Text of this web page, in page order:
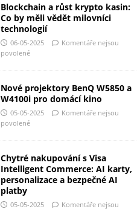
Blockchain a růst krypto kasin:
Co by měli vědět milovníci
technologií
06-05-2025
Komentáře nejsou
povolené
Nové projektory BenQ W5850 a
W4100i pro domácí kino
05-05-2025
Komentáře nejsou
povolené
Chytré nakupování s Visa
Intelligent Commerce: AI karty,
personalizace a bezpečné AI
platby
05-05-2025 Komentáře nejsou